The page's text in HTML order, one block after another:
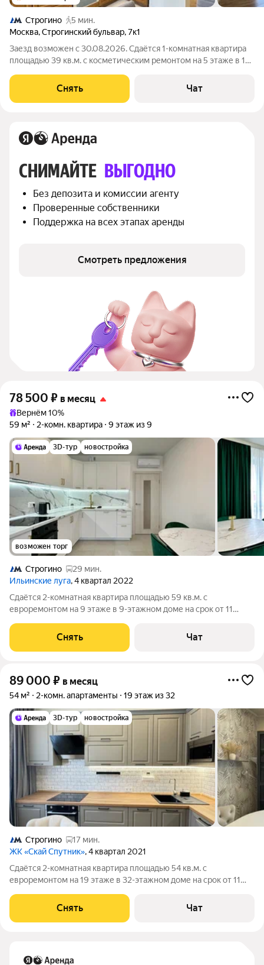
Строгино
5 мин.
Москва,Строгинский бульвар,7к1
Заезд возможен с 30.08.2026. Сдаётся 1-комнатная квартира
площадью 39 кв.м. с косметическим ремонтом на 5 этаже в 12-
Посудомоечная машина
Снять Чат
СНИМАЙТЕ ВЫГОДНО
Без депозита и комиссии агенту
Проверенные собственники
Поддержка на всех этапах аренды
Смотреть предложения
78 500 ₽ в месяц
Вернём 10%
59 м²
2-комн. квартира 9 этаж из 9
3D-тур новостройка
возможен торг
Строгино
29 мин.
Ильинские луга, 4 квартал 2022
Сдаётся 2-комнатная квартира площадью 59 кв.м. с
евроремонтом на 9 этаже в 9-этажном доме на срок от 11
Стиральная машина Холодильник Посудомоечная машина
Кондиционер Дом - монолитный, окна
Снять Чат
89 000 ₽ в месяц
54 м² 2-комн. апартаменты 19 этаж из 32
3D-тур новостройка
Строгино
17 мин.
ЖК «Скай Спутник», 4 квартал 2021
Сдаётся 2-комнатная квартира площадью 54 кв.м. с
евроремонтом на 19 этаже в 32-этажном доме на срок от 11
Стиральная машина Холодильник Посудомоечная машина
Кондиционер Бойлер Микроволновка
Снять Чат